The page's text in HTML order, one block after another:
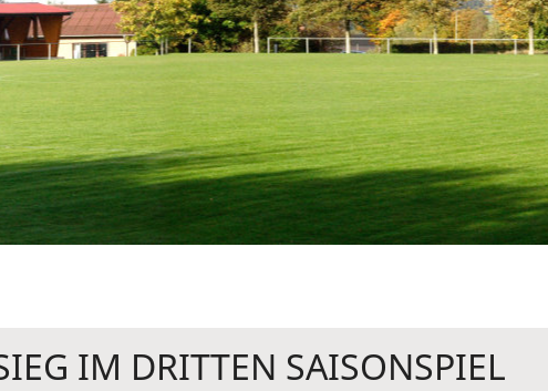
IM DRITTEN SAISONSPIEL